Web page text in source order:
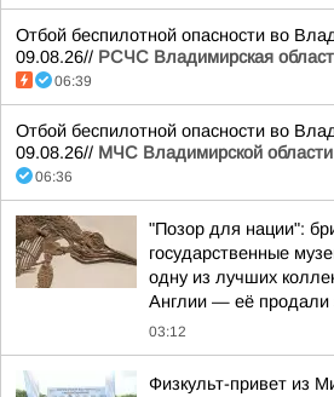
Отбой беспилотной опасности во
09.08.26// РСЧС Владимирская
06:39
Отбой беспилотной опасности во
09.08.26// МЧС Владимирской области
06:36
"Позор для нации":
государственные
одну из лучших
Англии — её продали
03:12
Физкульт-привет из